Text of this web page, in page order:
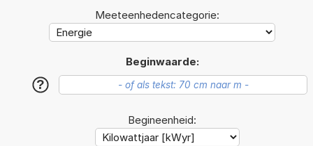
Meeteenhedencategorie:
Beginwaarde:
?
Begineenheid: